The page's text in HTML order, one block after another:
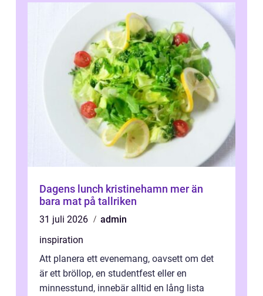
Dagens lunch kristinehamn mer än
bara mat på tallriken
31 juli 2026
admin
inspiration
Att planera ett evenemang, oavsett om det
är ett bröllop, en studentfest eller en
minnesstund, innebär alltid en lång lista